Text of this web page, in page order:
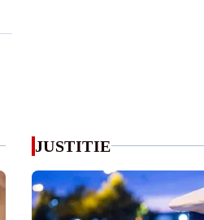
JUSTITIE